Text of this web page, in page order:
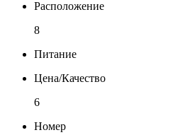
Расположение
8
Питание
Цена/Качество
6
Номер